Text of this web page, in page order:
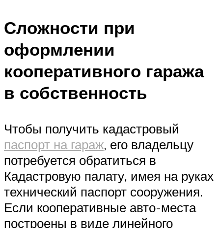
Сложности при
оформлении
кооперативного гаража
в собственность
Чтобы получить кадастровый
паспорт на гараж, его владельцу
потребуется обратиться в
Кадастровую палату, имея на руках
технический паспорт сооружения.
Если кооперативные авто-места
построены в виде линейного